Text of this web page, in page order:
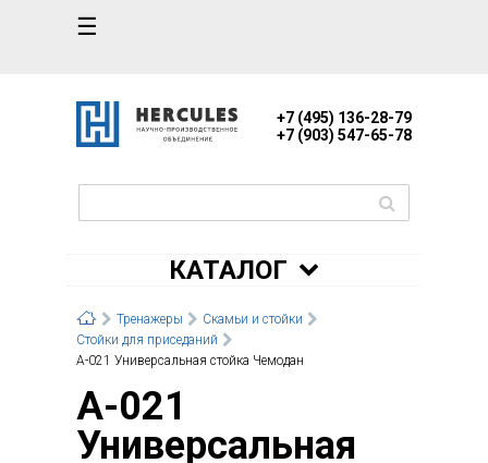
☰
+7 (495) 136-28-79
+7 (903) 547-65-78
КАТАЛОГ
Тренажеры
Скамьи и стойки
Стойки для приседаний
А-021 Универсальная стойка Чемодан
А-021
Универсальная